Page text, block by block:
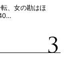
、女の勘はほ